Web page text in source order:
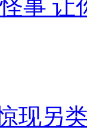
事 让
现另